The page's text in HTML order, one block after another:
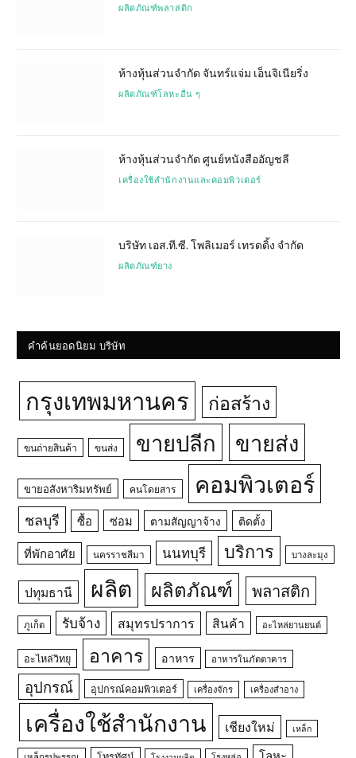
ผลิตภัณฑ์พลาสติก
ห้างหุ้นส่วนจำกัด จันทร์แจ่ม เอ็นจิเนียริ่ง
ผลิตภัณฑ์โลหะอื่น ๆ
ห้างหุ้นส่วนจำกัด ศูนย์หนังสืออัญชลี
เครื่องใช้สำนักงานและคอมพิวเตอร์
บริษัท เอส.ที.ซี. โพลิเมอร์ เทรดดิ้ง จำกัด
ผลิตภัณฑ์ยาง
คำค้นยอดนิยม บริษัท
กรุงเทพมหานคร ก่อสร้าง
ขนถ่ายสินค้า ขนส่ง ขายปลีก ขายส่ง
ขายอสังหาริมทรัพย์ คนโดยสาร คอมพิวเตอร์
ชลบุรี ซื้อ ซ่อม ตามสัญญาจ้าง ติดตั้ง
ที่พักอาศัย นครราชสีมา นนทบุรี บริการ บางละมุง
ปทุมธานี ผลิต ผลิตภัณฑ์ พลาสติก
ภูเก็ต รับจ้าง สมุทรปราการ สินค้า อะไหล่ยานยนต์
อะไหล่วิทยุ อาคาร อาหาร อาหารในภัตตาคาร
อุปกรณ์ อุปกรณ์คอมพิวเตอร์ เครื่องจักร เครื่องสำอาง
เครื่องใช้สำนักงาน เชียงใหม่ เหล็ก